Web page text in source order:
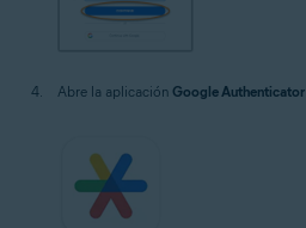
Abre la aplicación Google Authenticator